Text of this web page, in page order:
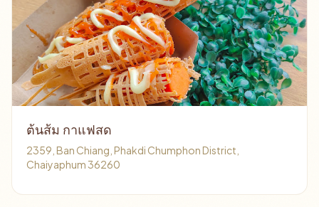
ต้นส้ม กาแฟสด
2359, Ban Chiang, Phakdi Chumphon District,
Chaiyaphum 36260